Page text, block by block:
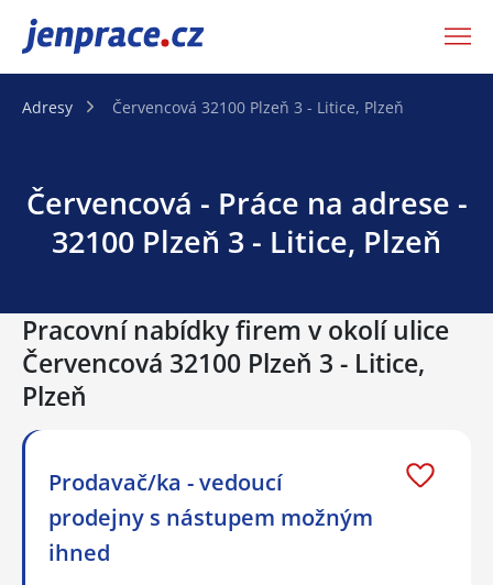
JenPráce.cz
Adresy Červencová 32100 Plzeň 3 - Litice, Plzeň
Červencová - Práce na adrese -
32100 Plzeň 3 - Litice, Plzeň
Pracovní nabídky firem v okolí ulice
Červencová 32100 Plzeň 3 - Litice,
Plzeň
Prodavač/ka - vedoucí
prodejny s nástupem možným
ihned